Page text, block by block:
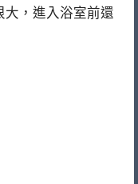
大，進入浴室前還